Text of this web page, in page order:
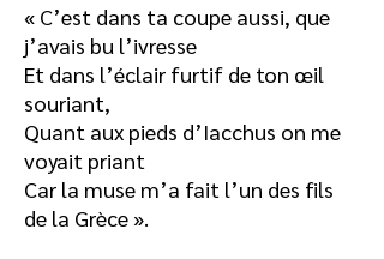
« C’est dans ta coupe aussi, que
j’avais bu l’ivresse
Et dans l’éclair furtif de ton œil
souriant,
Quant aux pieds d’Iacchus on me
voyait priant
Car la muse m’a fait l’un des fils
de la Grèce ».